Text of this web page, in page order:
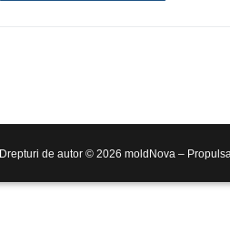
Drepturi de autor © 2026 moldNova –